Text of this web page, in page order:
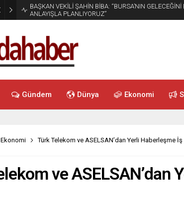
BAŞKAN VEKİLİ ŞAHİN BİBA: “BURSA’NIN
ANLAYIŞLA PLANLIYORUZ”
Gündem Dünya Ekonomi
Ekonomi Türk Telekom ve ASELSAN’dan Yerli Haberleşme
ve ASELSAN’dan